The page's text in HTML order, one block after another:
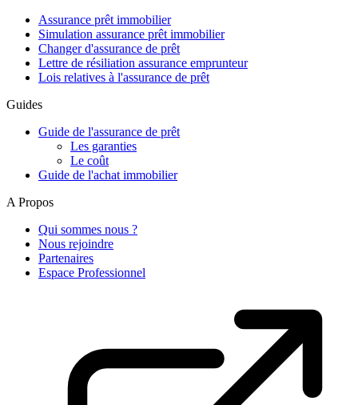
Assurance prêt immobilier
Simulation assurance prêt immobilier
Changer d'assurance de prêt
Lettre de résiliation assurance emprunteur
Lois relatives à l'assurance de prêt
Guides
Guide de l'assurance de prêt
Les garanties
Le coût
Guide de l'achat immobilier
A Propos
Qui sommes nous ?
Nous rejoindre
Partenaires
Espace Professionnel